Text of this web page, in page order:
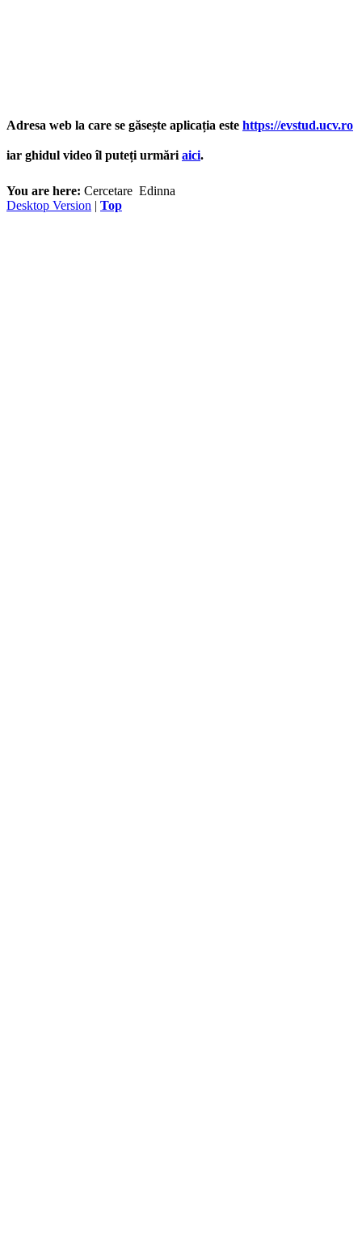
Adresa web la care se găsește aplicația este https://evstud.ucv.ro
iar ghidul video îl puteți urmări aici.
You are here: Cercetare Edinna
Desktop Version | Top